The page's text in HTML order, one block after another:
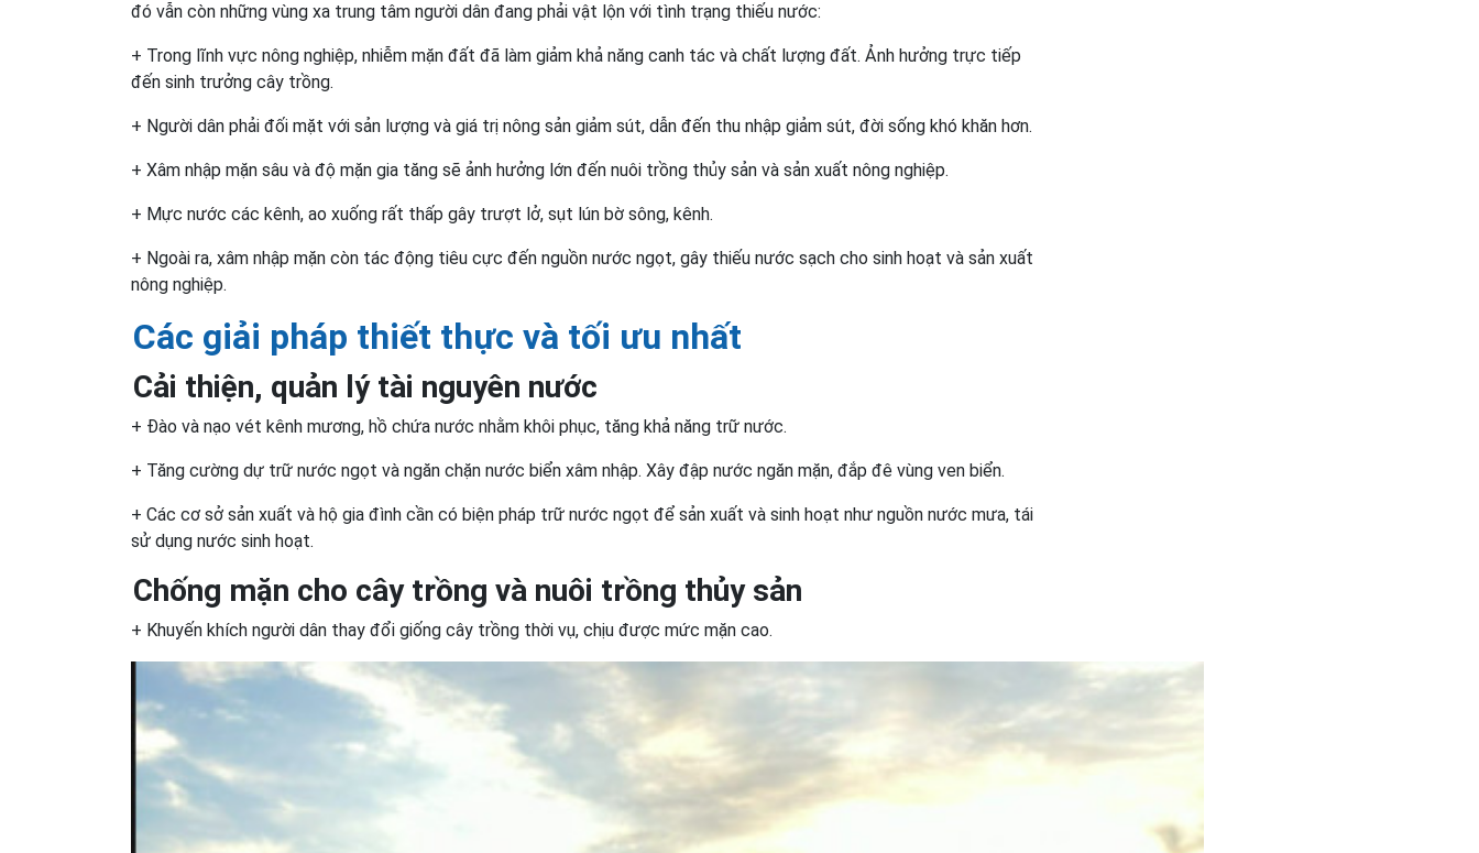
đó vẫn còn những vùng xa trung tâm người dân đang phải vật lộn với tình trạng thiếu nước:
+ Trong lĩnh vực nông nghiệp, nhiễm mặn đất đã làm giảm khả năng canh tác và chất lượng đất. Ảnh hưởng trực tiếp
đến sinh trưởng cây trồng.
+ Người dân phải đối mặt với sản lượng và giá trị nông sản giảm sút, dẫn đến thu nhập giảm sút, đời sống khó khăn hơn.
+ Xâm nhập mặn sâu và độ mặn gia tăng sẽ ảnh hưởng lớn đến nuôi trồng thủy sản và sản xuất nông nghiệp.
+ Mực nước các kênh, ao xuống rất thấp gây trượt lở, sụt lún bờ sông, kênh.
+ Ngoài ra, xâm nhập mặn còn tác động tiêu cực đến nguồn nước ngọt, gây thiếu nước sạch cho sinh hoạt và sản xuất
nông nghiệp.
Các giải pháp thiết thực và tối ưu nhất
Cải thiện, quản lý tài nguyên nước
+ Đào và nạo vét kênh mương, hồ chứa nước nhằm khôi phục, tăng khả năng trữ nước.
+ Tăng cường dự trữ nước ngọt và ngăn chặn nước biển xâm nhập. Xây đập nước ngăn mặn, đắp đê vùng ven biển.
+ Các cơ sở sản xuất và hộ gia đình cần có biện pháp trữ nước ngọt để sản xuất và sinh hoạt như nguồn nước mưa, tái
sử dụng nước sinh hoạt.
Chống mặn cho cây trồng và nuôi trồng thủy sản
+ Khuyến khích người dân thay đổi giống cây trồng thời vụ, chịu được mức mặn cao.